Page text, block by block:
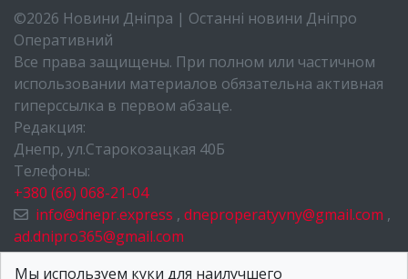
©2026 Новини Дніпра | Останні новини Дніпро
Оперативний
Все права защищены. При полном или частичном
использовании материалов обязательна активная
гиперссылка в первом абзаце.
Редакция:
Днепр, ул.Старокозацкая 40Б
Телефоны:
+380 (66) 068-21-04
info@dnepr.express , dneproperatyvny@gmail.com ,
ad.dnipro365@gmail.com
НОВОСТИ ДНЕПРА
Мы используем куки для наилучшего